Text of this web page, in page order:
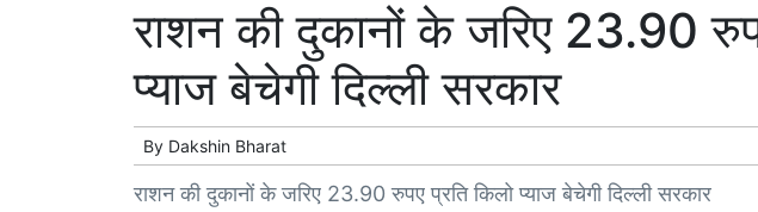
राशन की दुकानों के जरिए 23.90
प्याज बेचेगी दिल्ली सरकार
By Dakshin Bharat
राशन की दुकानों के जरिए 23.90 रुपए प्रति किलो प्याज बेचेगी दिल्ली सरकार